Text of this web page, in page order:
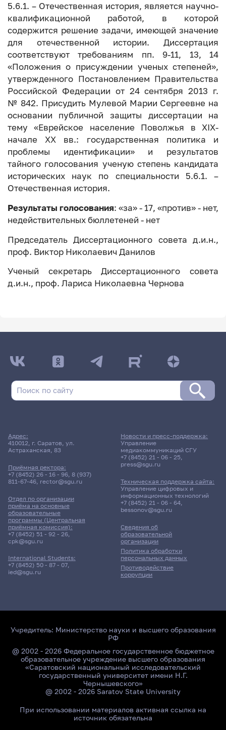
5.6.1. – Отечественная история, является научно-
квалификационной работой, в которой
содержится решение задачи, имеющей значение
для отечественной истории. Диссертация
соответствуют требованиям пп. 9-11, 13, 14
«Положения о присуждении ученых степеней»,
утвержденного Постановлением Правительства
Российской Федерации от 24 сентября 2013 г.
№ 842. Присудить Мулевой Марии Сергеевне на
основании публичной защиты диссертации на
тему «Еврейское население Поволжья в XIX-
начале XX вв.: государственная политика и
проблемы идентификации» и результатов
тайного голосования ученую степень кандидата
исторических наук по специальности 5.6.1. –
Отечественная история.
Результаты голосования: «за» - 17, «против» - нет,
недействительных бюллетеней - нет
Председатель Диссертационного совета д.и.н.,
проф. Виктор Николаевич Данилов
Ученый секретарь Диссертационного совета
д.и.н., проф. Лариса Николаевна Чернова
Адрес:
410012, г. Саратов, ул.
Астраханская, 83
Приёмная ректора:
+7 (8452) 26 - 16 - 96, 8 (937)
811-67-46, rector@sgu.ru
Отдел по организации
приёма на основные
образовательные
программы (Центральная
приёмная комиссия):
+7 (8452) 51 - 92 - 26,
cpk@sgu.ru
International Students:
+7 (8452) 50 - 87 - 07,
ied@sgu.ru
Сведения об
образовательной
организации
Политика обработки
персональных данных
Противодействие
коррупции
Новости и пресс-поддержка:
Управление
медиакоммуникаций СГУ
+7 (8452) 21 - 06 - 25,
press@sgu.ru
Техническая поддержка сайта:
Управление цифровых и
информационных технологий
+7 (8452) 21 - 06 - 64,
bessonov@sgu.ru
Учредитель: Министерство науки и высшего образования
РФ
@ 2002 - 2026 Федеральное государственное бюджетное
образовательное учреждение высшего образования
«Саратовский национальный исследовательский
государственный университет имени Н.Г.
Чернышевского»
@ 2002 - 2026 Saratov State University
При использовании материалов активная ссылка на
источник обязательна